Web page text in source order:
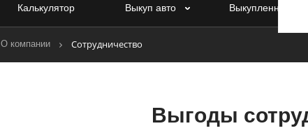
Калькулятор Выкуп авто Выкупленные
О компании Сотрудничество
Выгоды